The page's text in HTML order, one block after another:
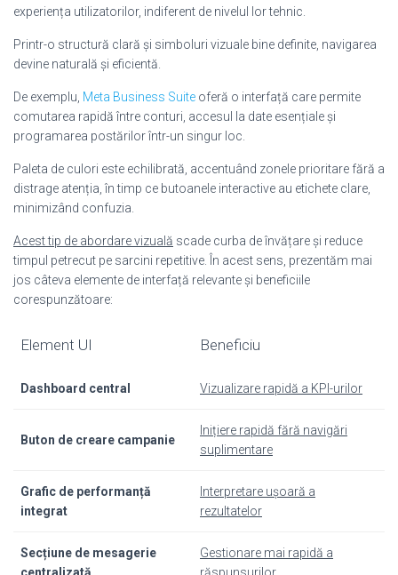
experiența utilizatorilor, indiferent de nivelul lor tehnic.
Printr-o structură clară și simboluri vizuale bine definite, navigarea
devine naturală și eficientă.
De exemplu, Meta Business Suite oferă o interfață care permite
comutarea rapidă între conturi, accesul la date esențiale și
programarea postărilor într-un singur loc.
Paleta de culori este echilibrată, accentuând zonele prioritare fără a
distrage atenția, în timp ce butoanele interactive au etichete clare,
minimizând confuzia.
Acest tip de abordare vizuală scade curba de învățare și reduce
timpul petrecut pe sarcini repetitive. În acest sens, prezentăm mai
jos câteva elemente de interfață relevante și beneficiile
corespunzătoare:
Element UI Beneficiu
Dashboard central Vizualizare rapidă a KPI-urilor
Buton de creare campanie
Inițiere rapidă fără navigări
suplimentare
Grafic de performanță
integrat
Interpretare ușoară a
rezultatelor
Secțiune de mesagerie
Gestionare mai rapidă a